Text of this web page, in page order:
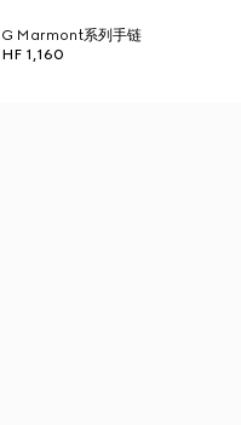
Marmont系列手链
1,160